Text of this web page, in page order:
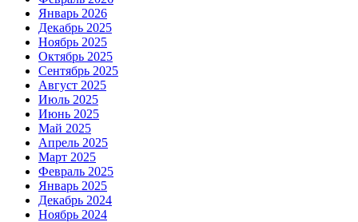
Январь 2026
Декабрь 2025
Ноябрь 2025
Октябрь 2025
Сентябрь 2025
Август 2025
Июль 2025
Июнь 2025
Май 2025
Апрель 2025
Март 2025
Февраль 2025
Январь 2025
Декабрь 2024
Ноябрь 2024